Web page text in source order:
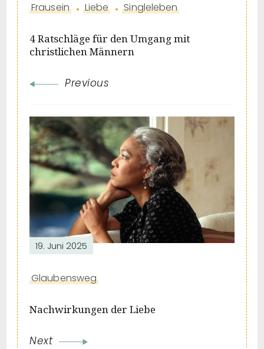
Frausein Liebe Singleleben
4 Ratschläge für den Umgang mit
christlichen Männern
Previous
19. Juni 2025
Glaubensweg
Nachwirkungen der Liebe
Next